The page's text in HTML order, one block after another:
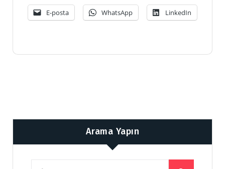
E-posta WhatsApp LinkedIn
Arama Yapın